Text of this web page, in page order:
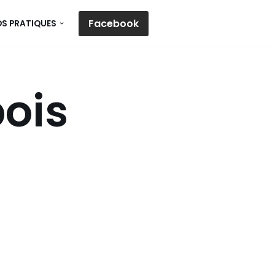
PRATIQUES Facebook